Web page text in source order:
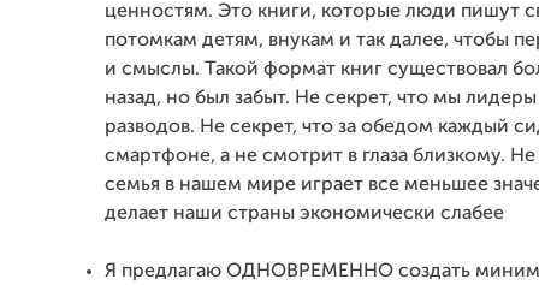
ценностям. Это книги, которые люди пишут
потомкам детям, внукам и так далее, чтобы
и смыслы. Такой формат книг существовал
назад, но был забыт. Не секрет, что мы
разводов. Не секрет, что за обедом каждый
смартфоне, а не смотрит в глаза близкому. Не
семья в нашем мире играет все меньшее
делает наши страны экономически слабее
Я предлагаю ОДНОВРЕМЕННО создать